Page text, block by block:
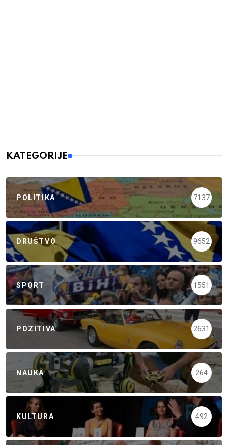
KATEGORIJE
POLITIKA 7137
DRUŠTVO 9652
SPORT 1551
POZITIVA 2631
NAUKA 264
KULTURA 492